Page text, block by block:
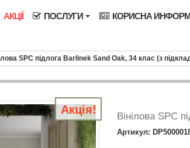
АКЦІЇ ПОСЛУГИ КОРИСНА
SPC підлога Barlinek Sand Oak, 34 клас (з
Акція!
Вінілова SPC
Артикул: